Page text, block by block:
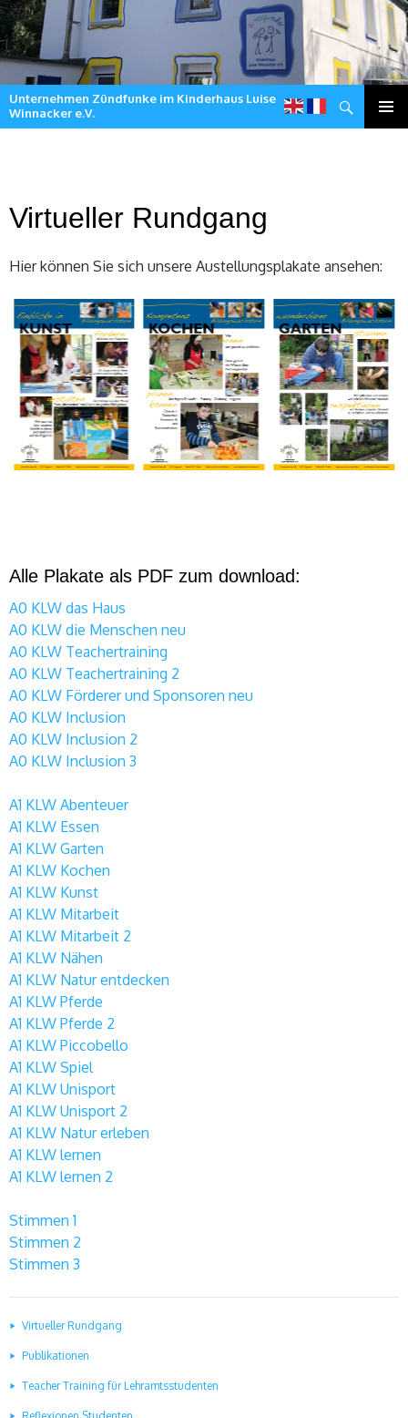
Unternehmen Zündfunke im Kinderhaus Luise
Winnacker e.V.
Suchen
Virtueller Rundgang
Hier können Sie sich unsere Austellungsplakate ansehen:
Alle Plakate als PDF zum download:
A0 KLW das Haus
A0 KLW die Menschen neu
A0 KLW Teachertraining
A0 KLW Teachertraining 2
A0 KLW Förderer und Sponsoren neu
A0 KLW Inclusion
A0 KLW Inclusion 2
A0 KLW Inclusion 3
A1 KLW Abenteuer
A1 KLW Essen
A1 KLW Garten
A1 KLW Kochen
A1 KLW Kunst
A1 KLW Mitarbeit
A1 KLW Mitarbeit 2
A1 KLW Nähen
A1 KLW Natur entdecken
A1 KLW Pferde
A1 KLW Pferde 2
A1 KLW Piccobello
A1 KLW Spiel
A1 KLW Unisport
A1 KLW Unisport 2
A1 KLW Natur erleben
A1 KLW lernen
A1 KLW lernen 2
Stimmen 1
Stimmen 2
Stimmen 3
Virtueller Rundgang
Publikationen
Teacher Training für Lehramtsstudenten